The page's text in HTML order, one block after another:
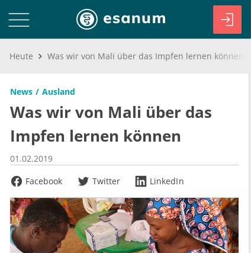
Heute Was wir von Mali über das Impfen lernen können
News Ausland
Was wir von Mali über das
Impfen lernen können
01.02.2019
Facebook
Twitter LinkedIn